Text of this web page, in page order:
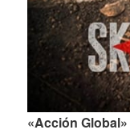
«Acción Global»